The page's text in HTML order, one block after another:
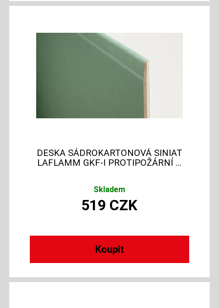
DESKA SÁDROKARTONOVÁ SINIAT
LAFLAMM GKF-I PROTIPOŽÁRNÍ ...
Skladem
519 CZK